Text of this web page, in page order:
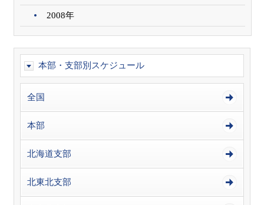
2008年
本部・支部別スケジュール
全国
本部
北海道支部
北東北支部